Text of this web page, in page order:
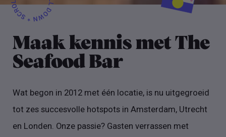
Maak kennis met The
Seafood Bar
Wat begon in 2012 met één locatie, is nu uitgegroeid
tot zes succesvolle hotspots in Amsterdam, Utrecht
en Londen. Onze passie? Gasten verrassen met